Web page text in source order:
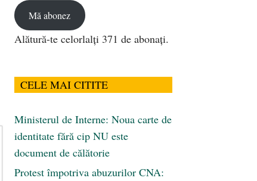
Mă abonez
Alătură-te celorlalți 371 de abonați.
CELE MAI CITITE
Ministerul de Interne: Noua carte de
identitate fără cip NU este
document de călătorie
Protest împotriva abuzurilor CNA: